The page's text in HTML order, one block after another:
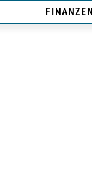
FINANZEN